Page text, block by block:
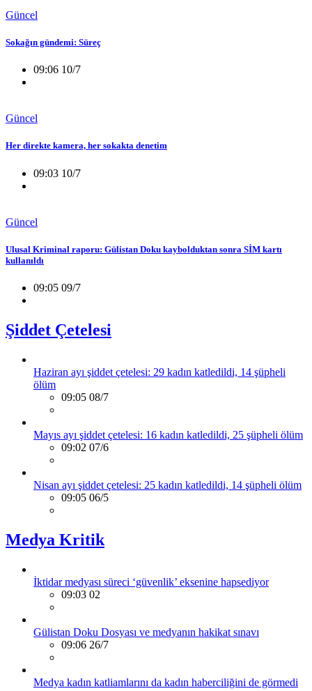
Güncel
Sokağın gündemi: Süreç
09:06 10/7
Güncel
Her direkte kamera, her sokakta denetim
09:03 10/7
Güncel
Ulusal Kriminal raporu: Gülistan Doku kaybolduktan sonra SİM kartı
kullanıldı
09:05 09/7
Şiddet Çetelesi
Haziran ayı şiddet çetelesi: 29 kadın katledildi, 14 şüpheli
ölüm
09:05 08/7
Mayıs ayı şiddet çetelesi: 16 kadın katledildi, 25 şüpheli ölüm
09:02 07/6
Nisan ayı şiddet çetelesi: 25 kadın katledildi, 14 şüpheli ölüm
09:05 06/5
Medya Kritik
İktidar medyası süreci ‘güvenlik’ eksenine hapsediyor
09:03 02
Gülistan Doku Dosyası ve medyanın hakikat sınavı
09:06 26/7
Medya kadın katliamlarını da kadın haberciliğini de görmedi